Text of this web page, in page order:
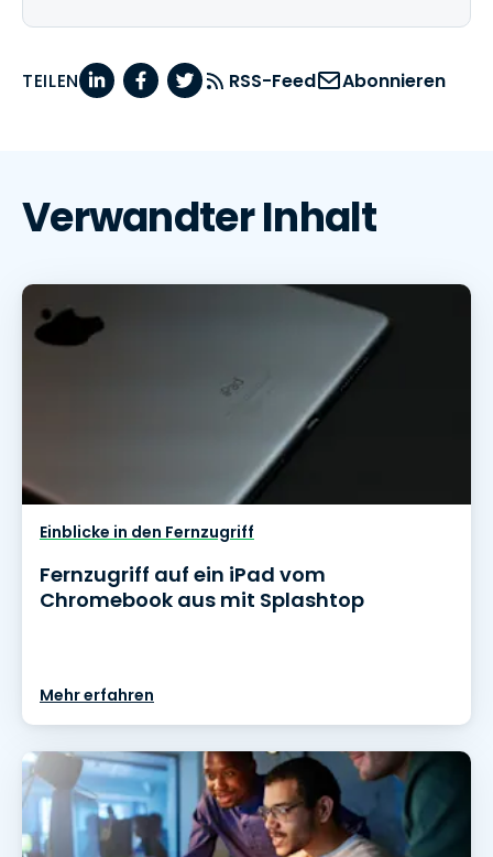
TEILEN RSS-Feed Abonnieren
Verwandter Inhalt
Einblicke in den Fernzugriff
Fernzugriff auf ein iPad vom
Chromebook aus mit Splashtop
Mehr erfahren